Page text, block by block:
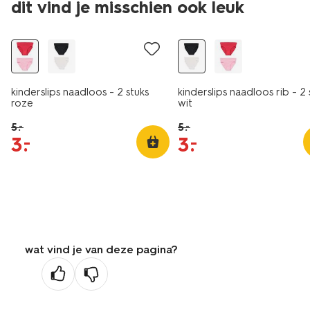
dit vind je misschien ook leuk
laag geprijsd
kinderslips naadloos - 2 stuks
roze
5.–
3.
–
laag geprijsd
kinderslips naadloos rib - 2
wit
5.–
3.
–
wat vind je van deze pagina?